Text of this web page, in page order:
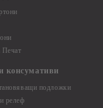
Печат
консумативи
подложки
релеф